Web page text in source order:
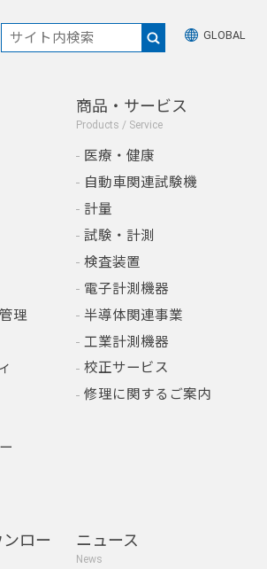
GLOBAL
理
商品・サービス
Products / Service
医療・健康
自動車関連試験機
計量
試験・計測
検査装置
電子計測機器
半導体関連事業
工業計測機器
校正サービス
修理に関するご案内
ロー
ニュース
News